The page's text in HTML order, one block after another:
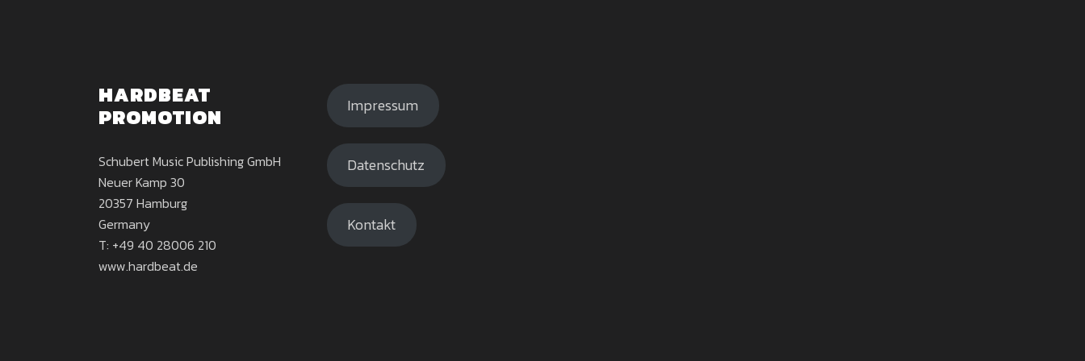
HARDBEAT
PROMOTION
Schubert Music Publishing GmbH
Neuer Kamp 30
20357 Hamburg
Germany
T: +49 40 28006 210
www.hardbeat.de
Impressum
Datenschutz
Kontakt